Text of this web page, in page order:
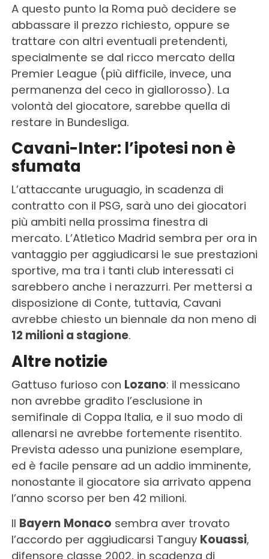
A questo punto la Roma può decidere se
abbassare il prezzo richiesto, oppure se
trattare con altri eventuali pretendenti,
specialmente se dal ricco mercato della
Premier League (più difficile, invece, una
permanenza del ceco in giallorosso). La
volontà del giocatore, sarebbe quella di
restare in Bundesliga.
Cavani-Inter: l’ipotesi non è
sfumata
L’attaccante uruguagio, in scadenza di
contratto con il PSG, sarà uno dei giocatori
più ambiti nella prossima finestra di
mercato. L’Atletico Madrid sembra per ora in
vantaggio per aggiudicarsi le sue prestazioni
sportive, ma tra i tanti club interessati ci
sarebbero anche i nerazzurri. Per mettersi a
disposizione di Conte, tuttavia, Cavani
avrebbe chiesto un biennale da non meno di
12 milioni a stagione.
Altre notizie
Gattuso furioso con Lozano: il messicano
non avrebbe gradito l’esclusione in
semifinale di Coppa Italia, e il suo modo di
allenarsi ne avrebbe fortemente risentito.
Prevista adesso una punizione esemplare,
ed è facile pensare ad un addio imminente,
nonostante il giocatore sia arrivato appena
l’anno scorso per ben 42 milioni.
Il Bayern Monaco sembra aver trovato
l’accordo per aggiudicarsi Tanguy Kouassi,
difensore classe 2002, in scadenza di